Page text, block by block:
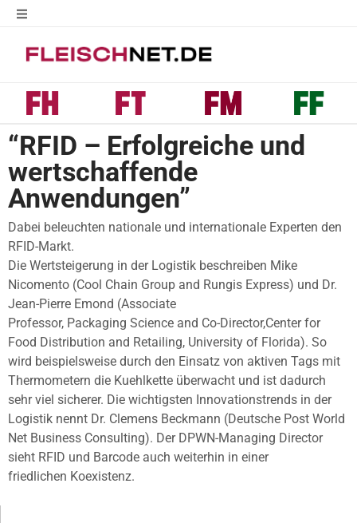
“RFID – Erfolgreiche und
wertschaffende
Anwendungen”
Dabei beleuchten nationale und internationale Experten den
RFID-Markt.
Die Wertsteigerung in der Logistik beschreiben Mike
Nicomento (Cool Chain Group and Rungis Express) und Dr.
Jean-Pierre Emond (Associate
Professor, Packaging Science and Co-Director,Center for
Food Distribution and Retailing, University of Florida). So
wird beispielsweise durch den Einsatz von aktiven Tags mit
Thermometern die Kuehlkette überwacht und ist dadurch
sehr viel sicherer. Die wichtigsten Innovationstrends in der
Logistik nennt Dr. Clemens Beckmann (Deutsche Post World
Net Business Consulting). Der DPWN-Managing Director
sieht RFID und Barcode auch weiterhin in einer
friedlichen Koexistenz.